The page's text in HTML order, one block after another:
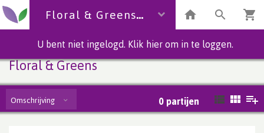
Floral & Greens
U bent niet ingelogd. Klik hier om in te loggen.
Floral & Greens
Omschrijving 0 partijen